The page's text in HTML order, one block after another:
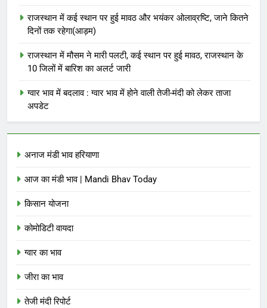
राजस्थान में कई स्थान पर हुई मावठ और भयंकर ओलाव्रष्टि, जाने कितने
दिनों तक रहेगा(आड़म)
राजस्थान में मौसम ने मारी पलटी, कई स्थान पर हुई मावठ, राजस्थान के
10 जिलों में बारिश का अलर्ट जारी
ग्वार भाव में बदलाव : ग्वार भाव में होने वाली तेजी-मंदी को लेकर ताजा
अपडेट
अनाज मंडी भाव हरियाणा
आज का मंडी भाव | Mandi Bhav Today
किसान योजना
कोमोडिटी वायदा
ग्वार का भाव
जीरा का भाव
तेजी मंदी रिपोर्ट